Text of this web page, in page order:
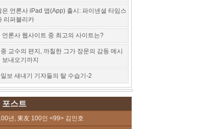
은 언론사 iPad 앱(App) 출시: 파이넨셜 타임스
리퍼블리카
언론사 웹사이트 중 최고의 사이트는?
교수의 편지, 까칠한 그가 장문의 감동 메시
보내오기까지
보 새내기 기자들의 탈 수습기-2
포스트
년, 東友 100인 <99> 김인호